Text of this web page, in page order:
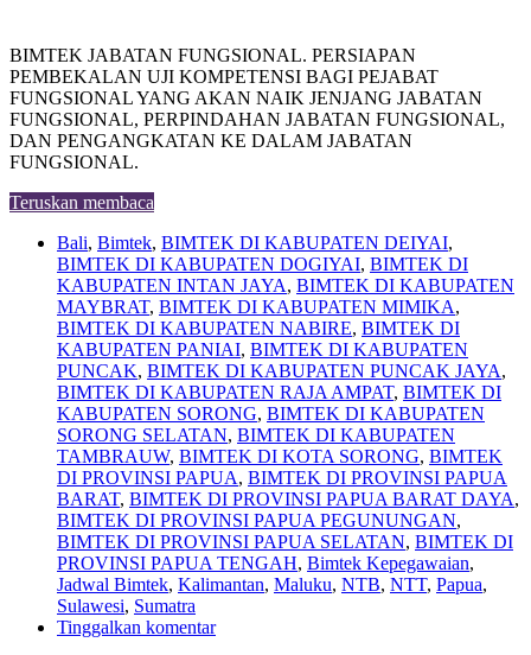
BIMTEK JABATAN FUNGSIONAL. PERSIAPAN
PEMBEKALAN UJI KOMPETENSI BAGI PEJABAT
FUNGSIONAL YANG AKAN NAIK JENJANG JABATAN
FUNGSIONAL, PERPINDAHAN JABATAN FUNGSIONAL,
DAN PENGANGKATAN KE DALAM JABATAN
FUNGSIONAL.
Teruskan membaca
Bali, Bimtek, BIMTEK DI KABUPATEN DEIYAI,
BIMTEK DI KABUPATEN DOGIYAI, BIMTEK DI
KABUPATEN INTAN JAYA, BIMTEK DI KABUPATEN
MAYBRAT, BIMTEK DI KABUPATEN MIMIKA,
BIMTEK DI KABUPATEN NABIRE, BIMTEK DI
KABUPATEN PANIAI, BIMTEK DI KABUPATEN
PUNCAK, BIMTEK DI KABUPATEN PUNCAK JAYA,
BIMTEK DI KABUPATEN RAJA AMPAT, BIMTEK DI
KABUPATEN SORONG, BIMTEK DI KABUPATEN
SORONG SELATAN, BIMTEK DI KABUPATEN
TAMBRAUW, BIMTEK DI KOTA SORONG, BIMTEK
DI PROVINSI PAPUA, BIMTEK DI PROVINSI PAPUA
BARAT, BIMTEK DI PROVINSI PAPUA BARAT DAYA,
BIMTEK DI PROVINSI PAPUA PEGUNUNGAN,
BIMTEK DI PROVINSI PAPUA SELATAN, BIMTEK DI
PROVINSI PAPUA TENGAH, Bimtek Kepegawaian,
Jadwal Bimtek, Kalimantan, Maluku, NTB, NTT, Papua,
Sulawesi, Sumatra
Tinggalkan komentar